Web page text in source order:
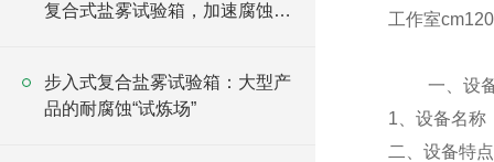
复合式盐雾试验箱，加速腐蚀验
步入式复合盐雾试验箱：大型产
品的耐腐蚀“试炼场”
工作室cm
一、设备
1、设备名称
二、设备特